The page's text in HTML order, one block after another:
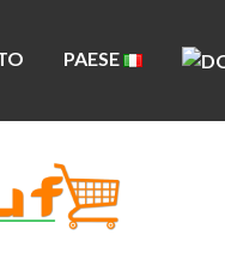
PAESE